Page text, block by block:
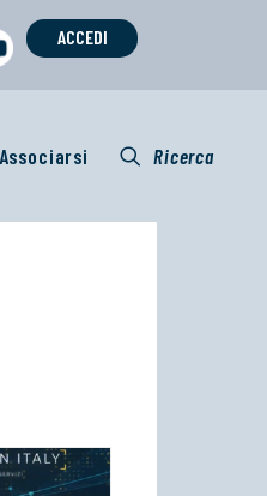
ACCEDI
Associarsi Ricerca